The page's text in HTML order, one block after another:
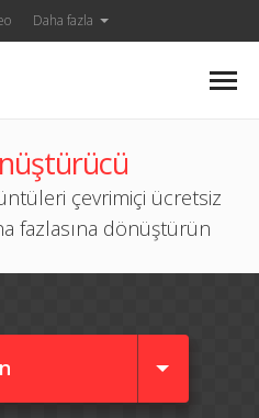
Daha fazla
çevrimiçi ücretsiz
fazlasına dönüştürün